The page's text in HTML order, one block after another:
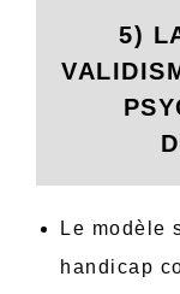
5)
Le modèle
handicap